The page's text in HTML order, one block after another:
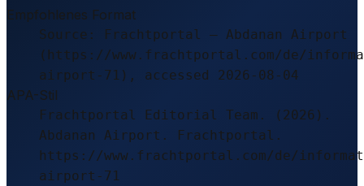
Empfohlenes Format
Source: Frachtportal – Abdanan Airport
(https://www.frachtportal.com/de/
airport-71), accessed 2026-08-04
APA-Stil
Frachtportal Editorial Team. (2026).
Abdanan Airport. Frachtportal.
https://www.frachtportal.com/de/
airport-71